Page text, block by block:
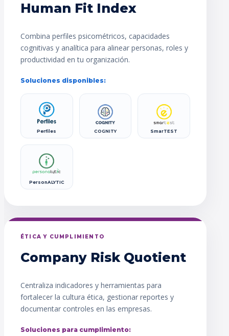
Human Fit Index
Combina perfiles psicométricos, capacidades
cognitivas y analítica para alinear personas, roles y
productividad en tu organización.
Soluciones disponibles:
Perfiles COGNITY SmarTEST
PersonALYTIC
ÉTICA Y CUMPLIMIENTO
Company Risk Quotient
Centraliza indicadores y herramientas para
fortalecer la cultura ética, gestionar reportes y
documentar controles en las empresas.
Soluciones para cumplimiento: